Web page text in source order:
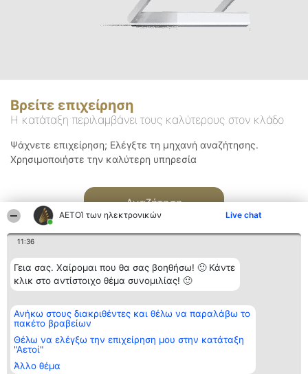
ΑΕΤΟΊ των ηλεκτρονικών Live chat
11:36
Γεια σας. Χαίρομαι που θα σας βοηθήσω! 🙂 Κάντε
κλικ στο αντίστοιχο θέμα συνομιλίας! 🙂
Ανήκω στους διακριθέντες και θέλω να παραλάβω το
πακέτο βραβείων
Θέλω να ελέγξω την επιχείρηση μου στην κατάταξη
"Αετοί"
Άλλο θέμα
Βρείτε επιχείρηση
Η κατάταξη περιλαμβάνει τους καλύτερους στον κλάδο
Ψάχνετε επιχείρηση; Ελέγξτε τη μηχανή αναζήτησης.
Χρησιμοποιήστε την καλύτερη υπηρεσία
Αναζήτηση
Διοργανωτής της
κατάταξης
BEAUTIFUL COMPANY
ΤΗΛ. ΕΠΙΚΟΙΝΩΝΙΑΣ:
2104128019
email:
Κατάταξη
Διακριθέντες
των
διακριθέντων
Επικοινωνία
Επικοινωνία